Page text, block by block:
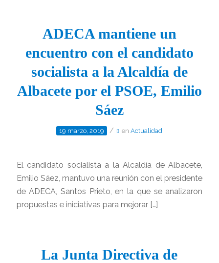
ADECA mantiene un
encuentro con el candidato
socialista a la Alcaldía de
Albacete por el PSOE, Emilio
Sáez
19 marzo, 2019 / enActualidad
El candidato socialista a la Alcaldía de Albacete,
Emilio Sáez, mantuvo una reunión con el presidente
de ADECA, Santos Prieto, en la que se analizaron
propuestas e iniciativas para mejorar […]
La Junta Directiva de